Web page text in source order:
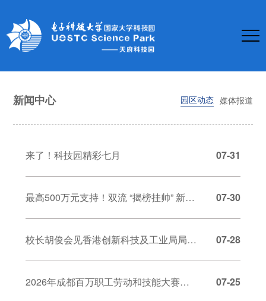
新闻中心 园区动态 媒体报道
来了！科技园精彩七月 07-31
最高500万元支持！双流 “揭榜挂帅” 新政来了！ 07-30
校长胡俊会见香港创新科技及工业局局长孙东一行 07-28
2026年成都百万职工劳动和技能大赛双流区物联网安装调试员技能竞赛圆满落幕 07-25